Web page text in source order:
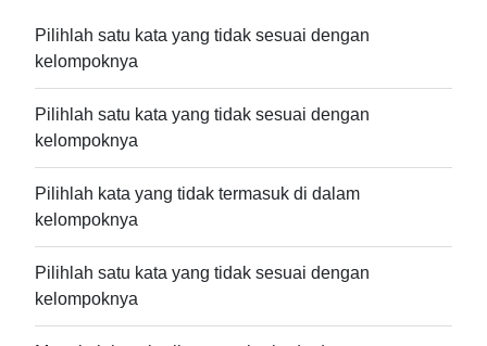
Pilihlah satu kata yang tidak sesuai dengan
kelompoknya
Pilihlah satu kata yang tidak sesuai dengan
kelompoknya
Pilihlah kata yang tidak termasuk di dalam
kelompoknya
Pilihlah satu kata yang tidak sesuai dengan
kelompoknya